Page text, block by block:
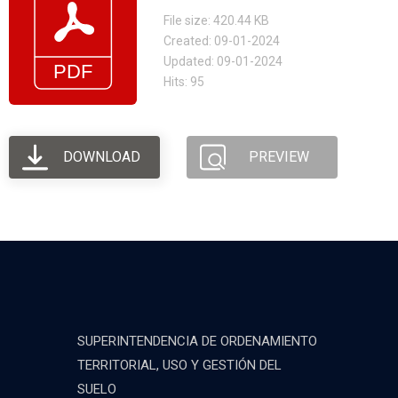
File size: 420.44 KB
Created: 09-01-2024
Updated: 09-01-2024
Hits: 95
DOWNLOAD PREVIEW
SUPERINTENDENCIA DE ORDENAMIENTO
TERRITORIAL, USO Y GESTIÓN DEL
SUELO